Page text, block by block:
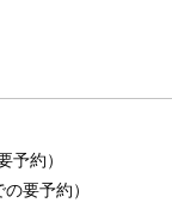
予約）
要予約）